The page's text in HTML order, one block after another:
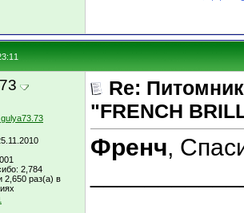
2,784
2,650 раз(а) в
Re:
"FRENCH
Френч,